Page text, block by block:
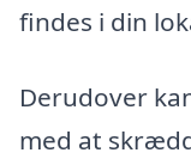
findes i din
Derudover
med at